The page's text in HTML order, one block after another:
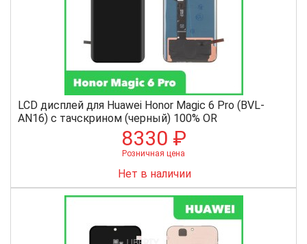
LCD дисплей для Huawei Honor Magic 6 Pro (BVL-
AN16) с тачскрином (черный) 100% OR
8330 ₽
Розничная цена
Нет в наличии